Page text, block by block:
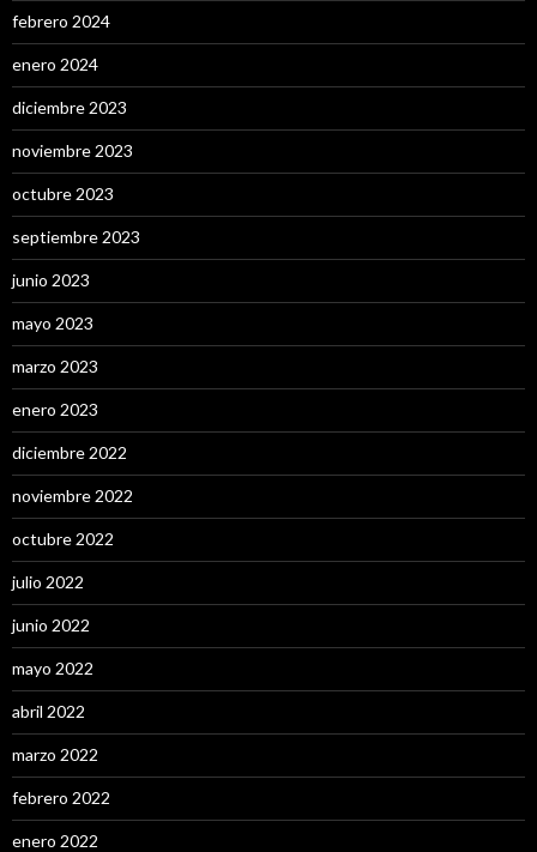
febrero 2024
enero 2024
diciembre 2023
noviembre 2023
octubre 2023
septiembre 2023
junio 2023
mayo 2023
marzo 2023
enero 2023
diciembre 2022
noviembre 2022
octubre 2022
julio 2022
junio 2022
mayo 2022
abril 2022
marzo 2022
febrero 2022
enero 2022